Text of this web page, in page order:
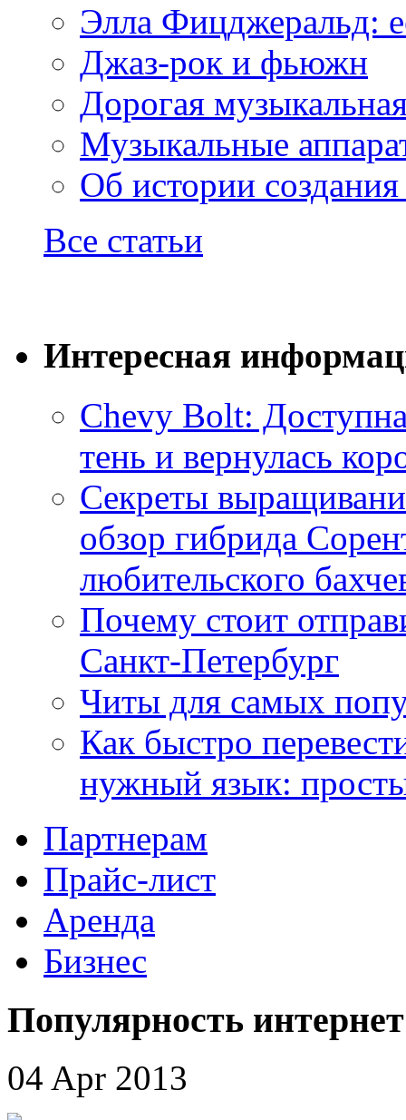
Элла Фицджеральд:
Джаз-рок и фьюжн
Дорогая
Музыкальные
Об истории
Все статьи
Интересная
Chevy Bolt:
тень и вернулась
Секреты
обзор гибрида
любительского
Почему стоит
Санкт-Петербург
Читы для самых
Как быстро
нужный язык:
Партнерам
Прайс-лист
Аренда
Бизнес
Популярность
04 Apr 2013